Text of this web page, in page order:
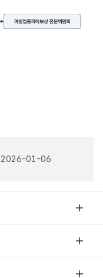
2026-01-06